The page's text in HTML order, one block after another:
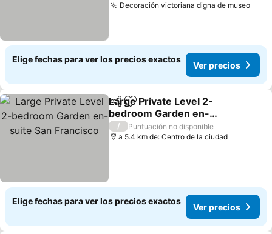
Decoración victoriana digna de museoVer
Elige fechas para ver los precios exactos
Ver precios
CompartirAgregar a favoritos
Large Private Level 2-
bedroom Garden en-
suite San Francisco
Ver precios
/
Puntuación no disponible
a 5.4 km de: Centro de la ciudad
Elige fechas para ver los precios exactos
Ver precios